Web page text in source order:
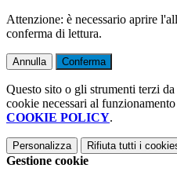
Attenzione: è necessario aprire
conferma di lettura.
Annulla Conferma
Questo sito o gli strumenti terzi
cookie necessari al
COOKIE POLICY.
Personalizza Rifiuta tutti i
Gestione cookie